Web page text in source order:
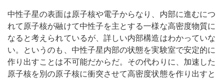
中性子星の表面は原子核や電子からなり、内部に進むにつ
れて原子核が融けて中性子を主とする一様な高密度物質に
なると考えられているが、詳しい内部構造はわかっていな
い。というのも、中性子星内部の状態を実験室で安定的に
作り出すことは不可能だからだ。その代わりに、加速した
原子核を別の原子核に衝突させて高密度状態を作り出すと